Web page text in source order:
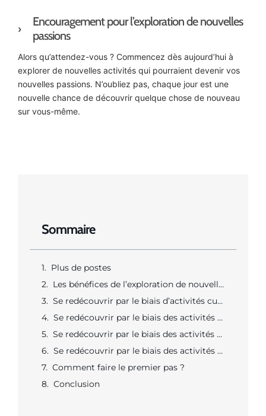
Sommaire
Plus de postes
Les bénéfices de l’exploration de nouvelles activités
Se redécouvrir par le biais d’activités culinaires
Se redécouvrir par le biais des activités créatives
Se redécouvrir par le biais des activités sportives
Se redécouvrir par le biais des activités de relaxations
Comment faire le premier pas ?
Conclusion
Encouragement pour l’exploration de nouvelles
passions
Alors qu’attendez-vous ? Commencez dès aujourd’hui à
explorer de nouvelles activités qui pourraient devenir vos
nouvelles passions. N’oubliez pas, chaque jour est une
nouvelle chance de découvrir quelque chose de nouveau
sur vous-même.